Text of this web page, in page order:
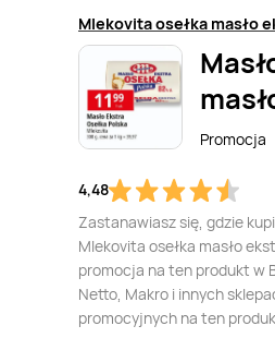
Mlekovita osełka masło
Promocja
4,48
Zastanawiasz się, gdzie
Mlekovita osełka masło
promocja na ten produkt w
Netto, Makro i innych
promocyjnych na ten